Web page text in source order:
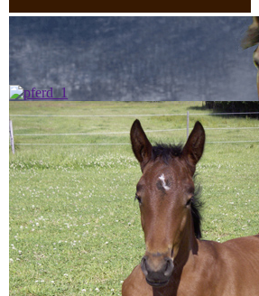
Navigation überspringen